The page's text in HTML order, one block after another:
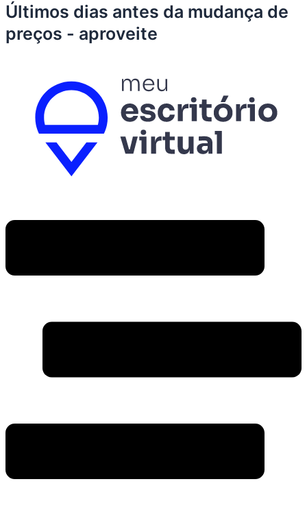
Últimos dias antes da mudança de
preços - aproveite